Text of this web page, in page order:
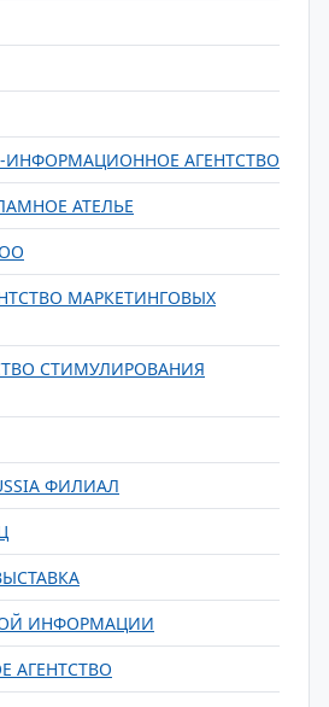
ИНФОРМАЦИОННОЕ АГЕНТСТВО
АТЕЛЬЕ
МАРКЕТИНГОВЫХ
СТИМУЛИРОВАНИЯ
ФИЛИАЛ
ИНФОРМАЦИИ
АГЕНТСТВО